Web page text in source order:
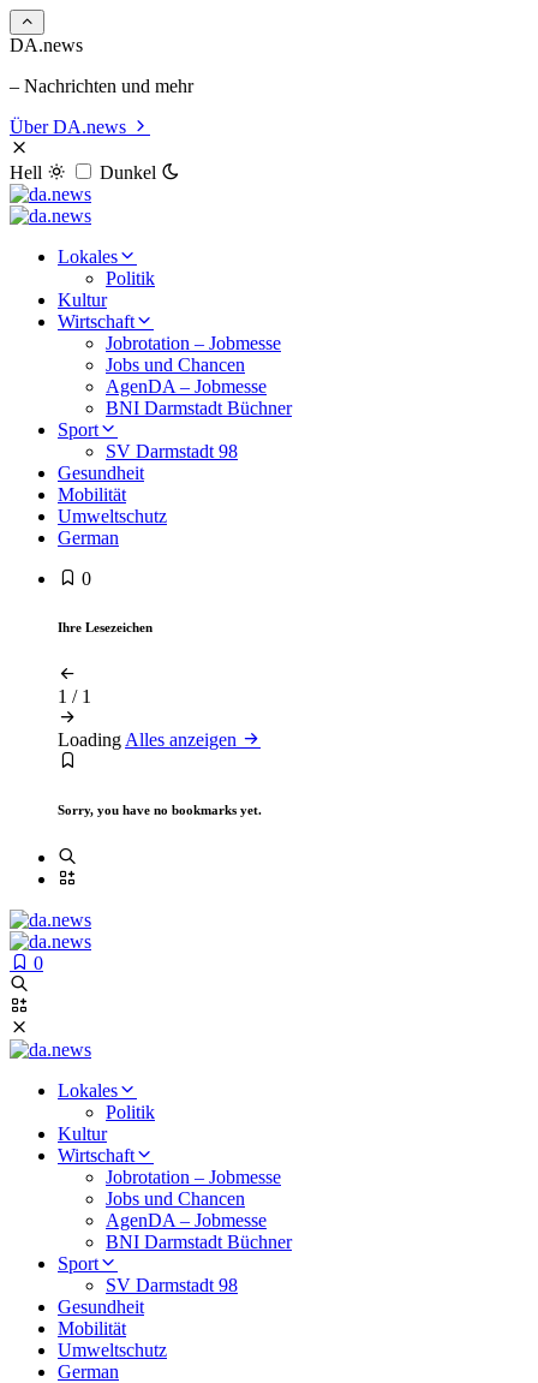
DA.news
– Nachrichten und mehr
Über DA.news
Hell Dunkel
Lokales
Politik
Kultur
Wirtschaft
Jobrotation – Jobmesse
Jobs und Chancen
AgenDA – Jobmesse
BNI Darmstadt Büchner
Sport
SV Darmstadt 98
Gesundheit
Mobilität
Umweltschutz
German
0
Ihre Lesezeichen
1 / 1
Loading Alles anzeigen
Sorry, you have no bookmarks yet.
0
Lokales
Politik
Kultur
Wirtschaft
Jobrotation – Jobmesse
Jobs und Chancen
AgenDA – Jobmesse
BNI Darmstadt Büchner
Sport
SV Darmstadt 98
Gesundheit
Mobilität
Umweltschutz
German